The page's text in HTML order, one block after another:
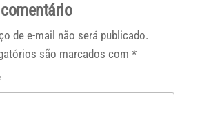
de e-mail não será publicado.
são marcados com *